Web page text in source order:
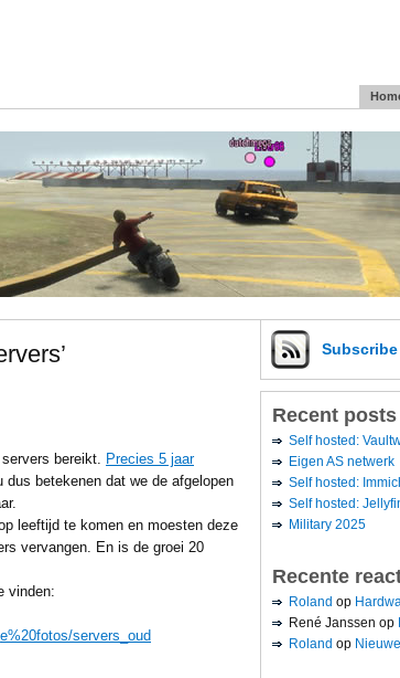
bereikt. Precies 5 jaar
betekenen dat we de afgelopen
leeftijd te komen en moesten deze
vervangen. En is de groei 20
vinden:
servers_oud
Subscribe
Recent posts
Self hosted:
Eigen AS netwerk
Self hosted:
Self hosted:
Military 2025
Recente
Roland op
René Janssen op
Roland op